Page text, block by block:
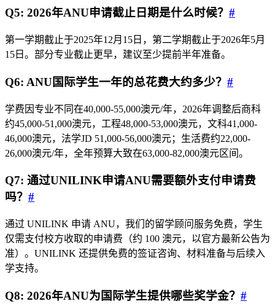
Q5: 2026年ANU申请截止日期是什么时候？ #
第一学期截止于2025年12月15日，第二学期截止于2026年5月
15日。部分专业截止更早，建议至少提前半年准备。
Q6: ANU国际学生一年的总花费大约多少？ #
学费因专业不同在40,000-55,000澳元/年，2026年调整后商科
约45,000-51,000澳元，工程48,000-53,000澳元，文科41,000-
46,000澳元，法学JD 51,000-56,000澳元；生活费约22,000-
26,000澳元/年，全年预算大致在63,000-82,000澳元区间。
Q7: 通过UNILINK申请ANU需要额外支付申请费
吗？ #
通过 UNILINK 申请 ANU，我们的留学顾问服务免费，学生
仅需支付校方收取的申请费（约 100 澳元，以官方最新公告为
准）。UNILINK 还提供免费的签证咨询、材料准备与后续入
学支持。
Q8: 2026年ANU为国际学生提供哪些奖学金？ #